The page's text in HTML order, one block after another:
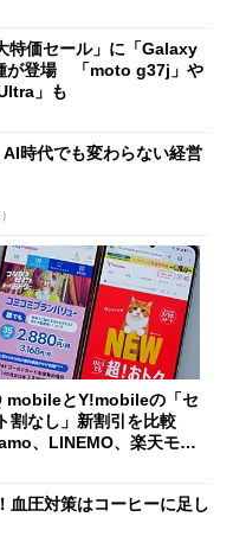
特価セール」に「Galaxy
が登場 「moto g37j」や
」も
AI時代でも変わらない経営
mobileとY!mobileの「セ
割なし」新割引を比較
、LINEMO、楽天モバ
血圧対策はコーヒーに足し